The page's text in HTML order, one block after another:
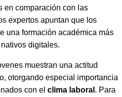
en comparación con las
expertos apuntan que los
una formación académica más
digitales.
muestran una actitud
otorgando especial importancia
con el clima laboral . Para